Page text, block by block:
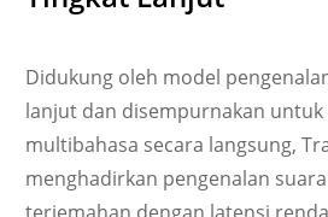
Didukung oleh model
lanjut dan disempurnakan untuk
multibahasa secara langsung,
menghadirkan pengenalan